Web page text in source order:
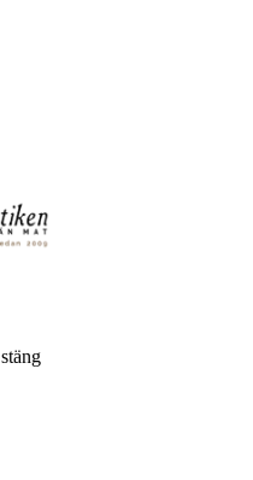
stäng